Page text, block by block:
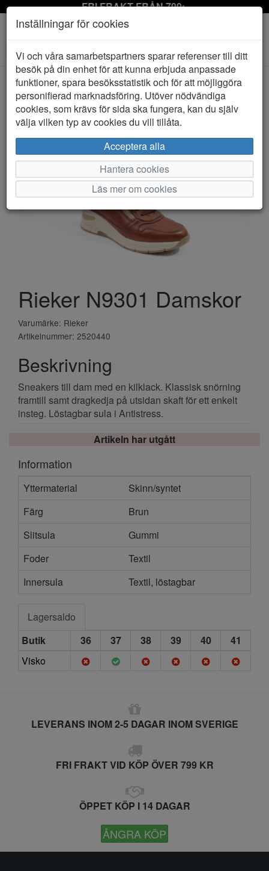
FRI FRAKT FRÅN 799:-
Toggle
navigation
HEM RIEKER
Rieker N9301 Damskor
Varumärke: Rieker
Artikelnummer: 2520440
Beskrivning
Sneakers till dam med en kilklack. Klassisk snörning
framtill samt dragkedja på utsidan skaft för ett enkelt
insteg. Löstagbar sula i Antistress.
Artikeln har utgått
Information
Yttermaterial
Skinn/syntet
Färg
Brun
Slitsula
Gummi
Foder
Textil
Innersula
Textil, löstagbar
Lagersaldo
Butik
36 37 38 39 40
41
Visko
LEVERANS INOM 2-5 DAGAR INOM SVERIGE
FRI FRAKT VID KÖP ÖVER 799 KR
ÖPPET KÖP I 14 DAGAR
ÅNGRA KÖP
Inställningar för cookies
Vi och våra samarbetspartners sparar referenser till ditt
besök på din enhet för att kunna erbjuda anpassade
funktioner, spara besöksstatistik och för att möjliggöra
personifierad marknadsföring. Utöver nödvändiga
cookies, som krävs för sida ska fungera, kan du själv
välja vilken typ av cookies du vill tillåta.
Acceptera alla
Hantera cookies
Läs mer om cookies